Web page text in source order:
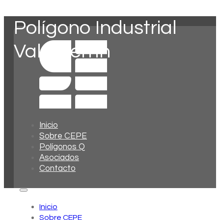
Inicio
Sobre CEPE
Polígonos Q
Asociados
Contacto
Inicio
Sobre CEPE
Polígono Industrial
Valdeferrín